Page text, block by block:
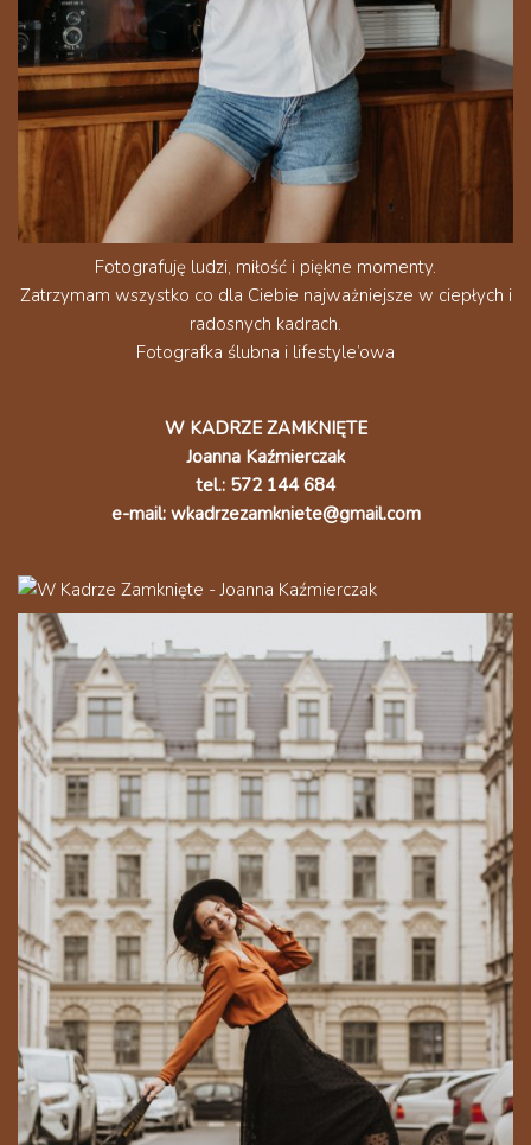
Fotografuję ludzi, miłość i piękne momenty.
Zatrzymam wszystko co dla Ciebie najważniejsze w ciepłych i
radosnych kadrach.
Fotografka ślubna i lifestyle’owa
W KADRZE ZAMKNIĘTE
Joanna Kaźmierczak
tel.: 572 144 684
e-mail: wkadrzezamkniete@gmail.com